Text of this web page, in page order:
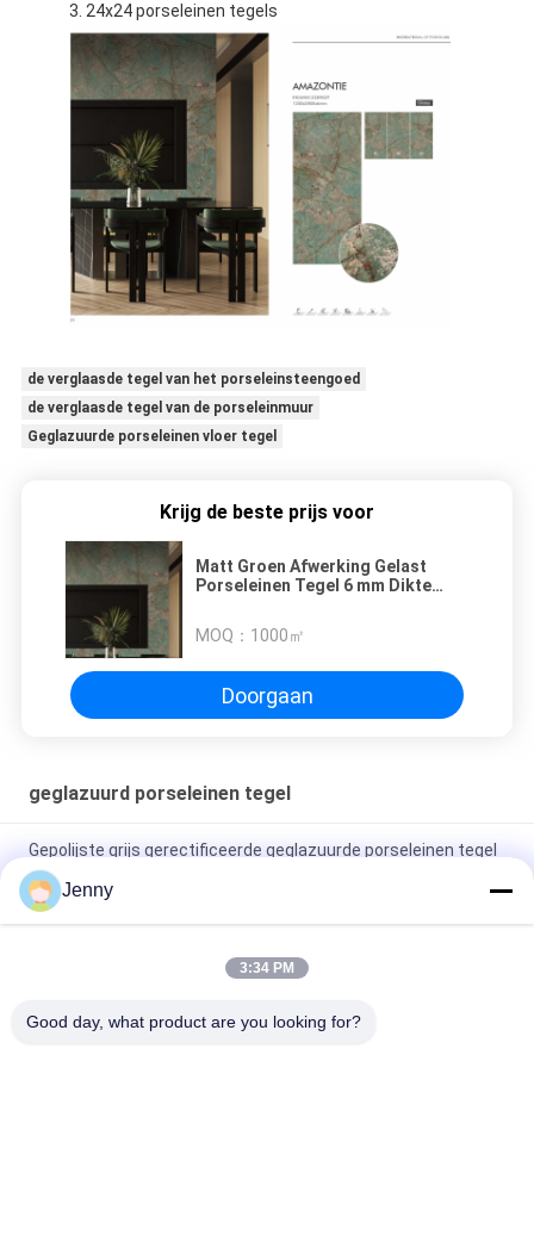
24x24 porseleinen tegels
de verglaasde tegel van het porseleinsteengoed
de verglaasde tegel van de porseleinmuur
Geglazuurde porseleinen vloer tegel
Krijg de beste prijs voor
Matt Groen Afwerking Gelast
Porseleinen Tegel 6 mm Dikte
MOQ： 1000㎡
Doorgaan
geglazuurd porseleinen tegel
Gepolijste grijs gerectificeerde geglazuurde porseleinen tegel
voor woon- / commerciële gebruik
Glanzend geglazuurd gerectificeerd porseleinen tegel met
gepolijste afwerking lage wateropname PEI-classificatie 4
tegel Mat Finish Met 0,05% wateropname
Jenny
3:34 PM
Good day, what product are you looking for?